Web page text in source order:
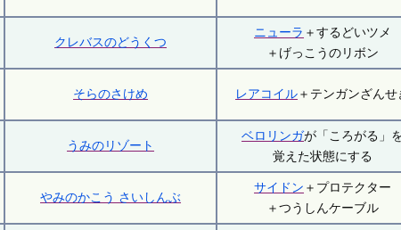
クレバスのどうくつ
ニューラ ＋するどいツメ
＋げっこうのリボン
そらのさけめ レアコイル＋テンガンざんせ
うみのリゾート
ベロリンガが「ころがる」
覚えた状態にする
やみのかこう さいしんぶ
サイドン ＋プロテクター
＋つうしんケーブル